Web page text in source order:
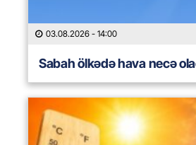
03.08.2026 - 14:00
Sabah ölkədə hava necə